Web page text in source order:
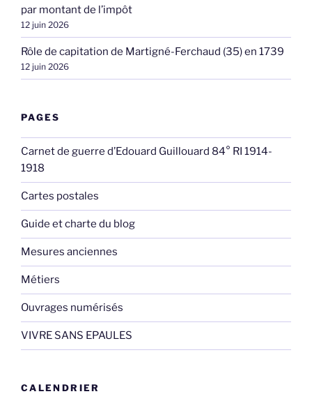
par montant de l’impôt
12 juin 2026
Rôle de capitation de Martigné-Ferchaud (35) en 1739
12 juin 2026
PAGES
Carnet de guerre d’Edouard Guillouard 84° RI 1914-
1918
Cartes postales
Guide et charte du blog
Mesures anciennes
Métiers
Ouvrages numérisés
VIVRE SANS EPAULES
CALENDRIER